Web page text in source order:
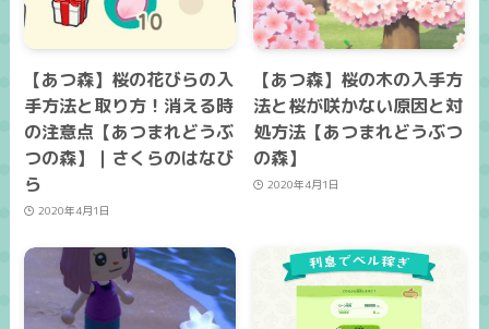
【あつ森】桜の花びらの入
手方法と取り方！消える時
の注意点【あつまれどうぶ
つの森】｜さくらのはなび
ら
2020年4月1日
【あつ森】桜の木の入手方
法と桜が咲かない原因と対
処方法【あつまれどうぶつ
の森】
2020年4月1日